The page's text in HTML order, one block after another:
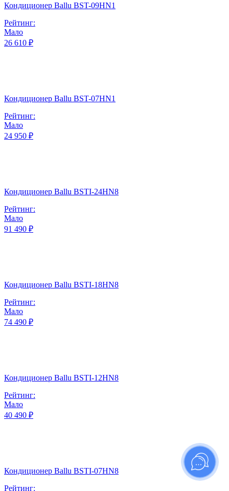
Кондиционер Ballu BST-09HN1
Рейтинг:
Мало
26 610 ₽
Кондиционер Ballu BST-07HN1
Рейтинг:
Мало
24 950 ₽
Кондиционер Ballu BSTI-24HN8
Рейтинг:
Мало
91 490 ₽
Кондиционер Ballu BSTI-18HN8
Рейтинг:
Мало
74 490 ₽
Кондиционер Ballu BSTI-12HN8
Рейтинг:
Мало
40 490 ₽
Кондиционер Ballu BSTI-07HN8
Рейтинг: